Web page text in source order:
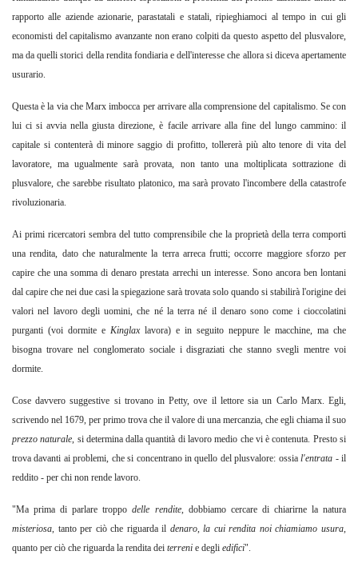
rapporto alle aziende azionarie, parastatali e statali, ripieghiamoci al tempo in cui gli
economisti del capitalismo avanzante non erano colpiti da questo aspetto del plusvalore,
ma da quelli storici della rendita fondiaria e dell'interesse che allora si diceva apertamente
usurario.
Questa è la via che Marx imbocca per arrivare alla comprensione del capitalismo. Se con
lui ci si avvia nella giusta direzione, è facile arrivare alla fine del lungo cammino: il
capitale si contenterà di minore saggio di profitto, tollererà più alto tenore di vita del
lavoratore, ma ugualmente sarà provata, non tanto una moltiplicata sottrazione di
plusvalore, che sarebbe risultato platonico, ma sarà provato l'incombere della catastrofe
rivoluzionaria.
Ai primi ricercatori sembra del tutto comprensibile che la proprietà della terra comporti
una rendita, dato che naturalmente la terra arreca frutti; occorre maggiore sforzo per
capire che una somma di denaro prestata arrechi un interesse. Sono ancora ben lontani
dal capire che nei due casi la spiegazione sarà trovata solo quando si stabilirà l'origine dei
valori nel lavoro degli uomini, che né la terra né il denaro sono come i cioccolatini
purganti (voi dormite e Kinglax lavora) e in seguito neppure le macchine, ma che
bisogna trovare nel conglomerato sociale i disgraziati che stanno svegli mentre voi
dormite.
Cose davvero suggestive si trovano in Petty, ove il lettore sia un Carlo Marx. Egli,
scrivendo nel 1679, per primo trova che il valore di una mercanzia, che egli chiama il suo
prezzo naturale, si determina dalla quantità di lavoro medio che vi è contenuta. Presto si
trova davanti ai problemi, che si concentrano in quello del plusvalore: ossial'entrata - il
reddito - per chi non rende lavoro.
"Ma prima di parlare troppodelle rendite, dobbiamo cercare di chiarirne la natura
misteriosa, tanto per ciò che riguarda il denaro, la cui rendita noi chiamiamo usura,
quanto per ciò che riguarda la rendita dei terreni e degli edifici".